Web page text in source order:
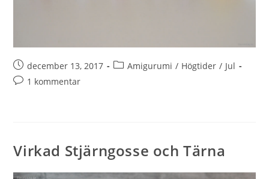
december 13, 2017 Amigurumi / Högtider / Jul
1 kommentar
Virkad Stjärngosse och Tärna